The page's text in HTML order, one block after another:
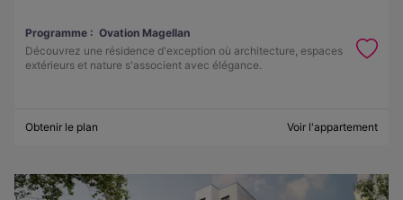
Programme : Ovation Magellan
Découvrez une résidence d'exception où architecture, espaces
extérieurs et nature s'associent avec élégance.
Obtenir le plan Voir l'appartement